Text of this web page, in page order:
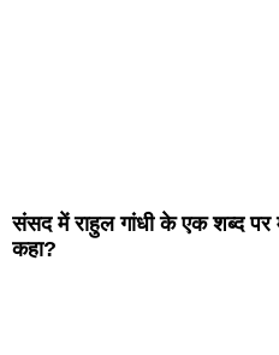
संसद में राहुल गांधी के एक शब्द पर
कहा?